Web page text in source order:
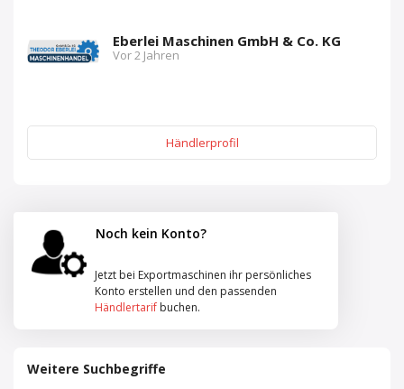
Eberlei Maschinen GmbH & Co. KG
Vor 2 Jahren
Händlerprofil
Noch kein Konto?
Jetzt bei Exportmaschinen ihr persönliches
Konto erstellen und den passenden
Händlertarif buchen.
Weitere Suchbegriffe